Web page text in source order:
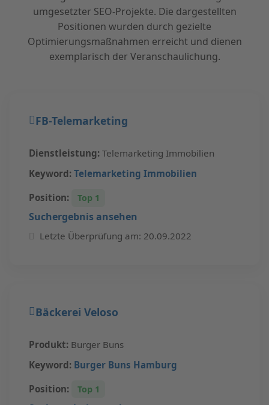
umgesetzter SEO-Projekte. Die dargestellten
Positionen wurden durch gezielte
Optimierungsmaßnahmen erreicht und dienen
exemplarisch der Veranschaulichung.
FB-Telemarketing
Dienstleistung: Telemarketing Immobilien
Keyword: Telemarketing Immobilien
Position: Top 1
Suchergebnis ansehen
Letzte Überprüfung am: 20.09.2022
Bäckerei Veloso
Produkt: Burger Buns
Keyword: Burger Buns Hamburg
Position: Top 1